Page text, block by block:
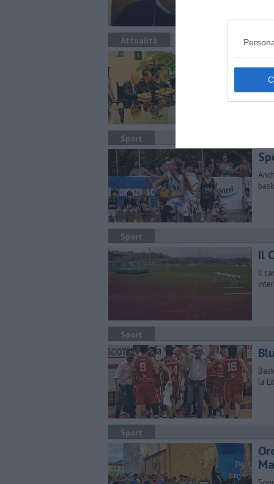
Attualità
Il
Sport
Sport
Il
Il
Sport
la
Sport